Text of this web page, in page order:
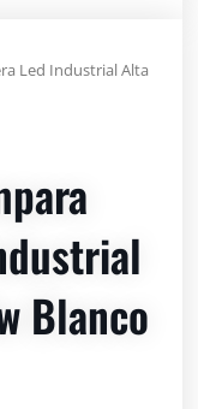
Led Industrial Alta
Blanco